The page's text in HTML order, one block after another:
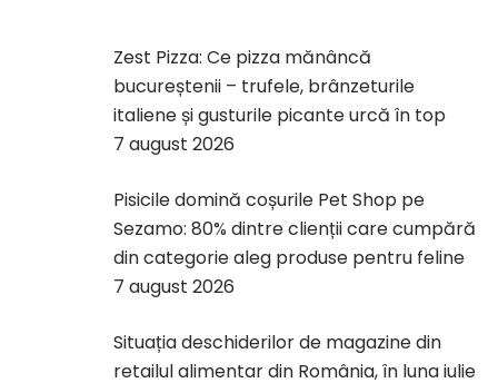
Zest Pizza: Ce pizza mănâncă
bucureștenii – trufele, brânzeturile
italiene și gusturile picante urcă în top
7 august 2026
Pisicile domină coșurile Pet Shop pe
Sezamo: 80% dintre clienții care cumpără
din categorie aleg produse pentru feline
7 august 2026
Situația deschiderilor de magazine din
retailul alimentar din România, în luna iulie